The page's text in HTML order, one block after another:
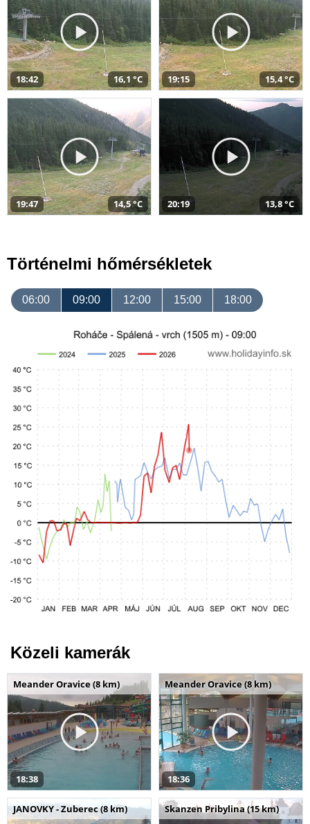
18:42 16,1 °C 19:15 15,4 °C
19:47 14,5 °C 20:19 13,8 °C
Történelmi hőmérsékletek
06:00 09:00 12:00 15:00 18:00
Közeli kamerák
Meander Oravice (8 km)
18:38
Meander Oravice (8 km)
18:36
JANOVKY - Zuberec (8 km) Skanzen Pribylina (15 km)